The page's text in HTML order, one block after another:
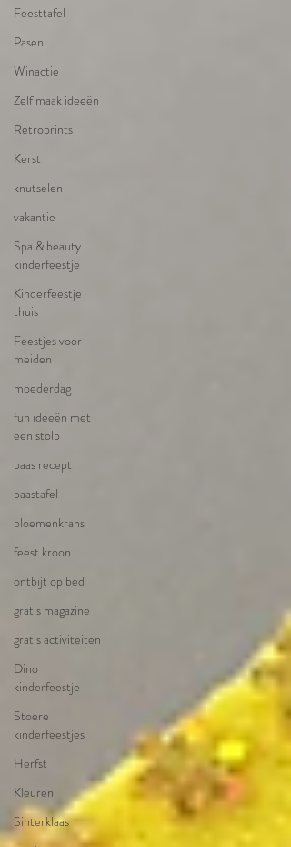
Feesttafel
Pasen
Winactie
Zelf maak ideeën
Retroprints
Kerst
knutselen
vakantie
Spa & beauty
kinderfeestje
Kinderfeestje
thuis
Feestjes voor
meiden
moederdag
fun ideeën met
een stolp
paas recept
paastafel
bloemenkrans
feest kroon
ontbijt op bed
gratis magazine
gratis activiteiten
Dino
kinderfeestje
Stoere
kinderfeestjes
Herfst
Kleuren
Sinterklaas